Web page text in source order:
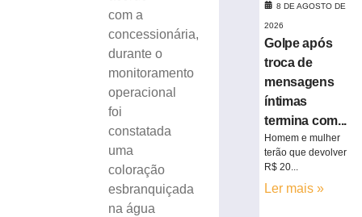
com a
concessionária,
durante o
monitoramento
operacional
foi
constatada
uma
coloração
esbranquiçada
na água
Cratera
abre
“engole”
roda
caminhão
Brusque
8 DE AGOSTO DE
2026
Golpe após
troca de
mensagens
íntimas
termina com...
Homem e mulher
terão que devolver
R$ 20...
Ler mais »